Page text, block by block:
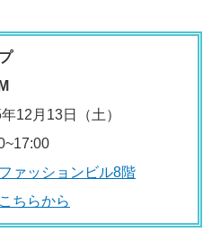
12月13日（土）
ァッションビル8階
こちらから